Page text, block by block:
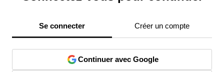
Se connecter Créer un compte
Continuer avec Google